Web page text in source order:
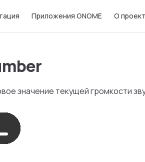
Приложения GNOME О
значение текущей громкости